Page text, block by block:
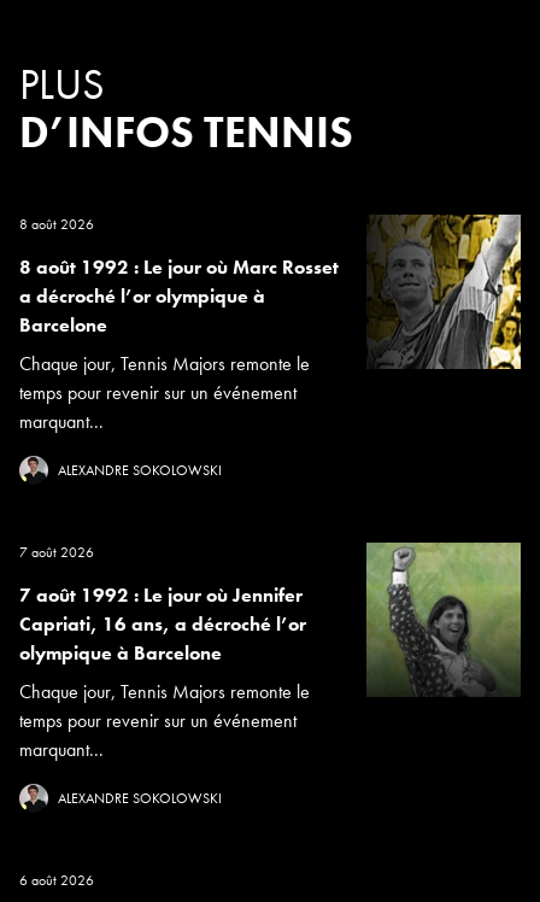
PLUS
D’INFOS TENNIS
8 août 2026
8 août 1992 : Le jour où Marc Rosset
a décroché l’or olympique à
Barcelone
Chaque jour, Tennis Majors remonte le
temps pour revenir sur un événement
marquant...
ALEXANDRE SOKOLOWSKI
7 août 2026
7 août 1992 : Le jour où Jennifer
Capriati, 16 ans, a décroché l’or
olympique à Barcelone
Chaque jour, Tennis Majors remonte le
temps pour revenir sur un événement
marquant...
ALEXANDRE SOKOLOWSKI
6 août 2026